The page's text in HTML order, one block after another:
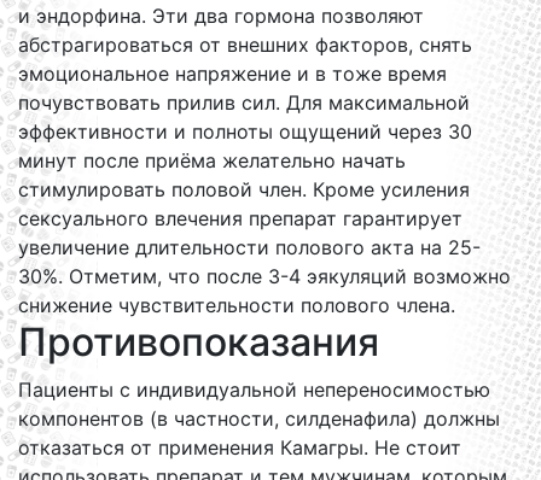
и эндорфина. Эти два гормона позволяют
абстрагироваться от внешних факторов, снять
эмоциональное напряжение и в тоже время
почувствовать прилив сил. Для максимальной
эффективности и полноты ощущений через 30
минут после приёма желательно начать
стимулировать половой член. Кроме усиления
сексуального влечения препарат гарантирует
увеличение длительности полового акта на 25-
30%. Отметим, что после 3-4 эякуляций возможно
снижение чувствительности полового члена.
Противопоказания
Пациенты с индивидуальной непереносимостью
компонентов (в частности, силденафила) должны
отказаться от применения Камагры. Не стоит